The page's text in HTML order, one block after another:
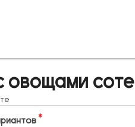
овощами соте